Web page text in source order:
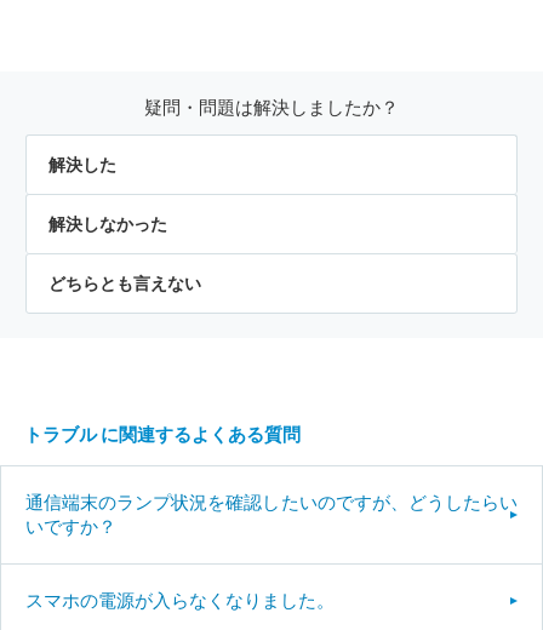
疑問・問題は解決しましたか？
解決した
解決しなかった
どちらとも言えない
トラブル に関連するよくある質問
通信端末のランプ状況を確認したいのですが、どうしたらい
いですか？
スマホの電源が入らなくなりました。